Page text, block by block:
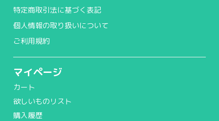
特定商取引法に基づく表記
個人情報の取り扱いについて
ご利用規約
マイページ
カート
欲しいものリスト
購入履歴